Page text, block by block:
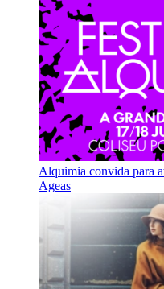
Alquimia convida para
Ageas